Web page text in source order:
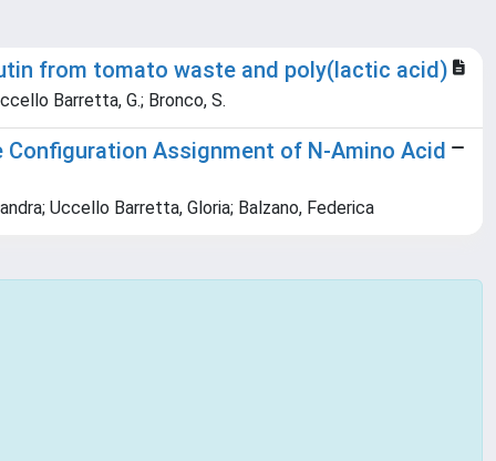
from tomato waste and poly(lactic acid)
Barretta, G.; Bronco, S.
Configuration Assignment of N-Amino Acid
Uccello Barretta, Gloria; Balzano, Federica